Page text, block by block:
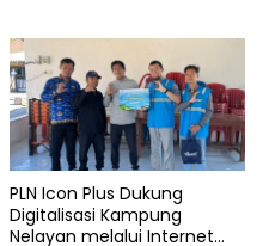
PLN Icon Plus Dukung
Digitalisasi Kampung
Nelayan melalui Internet